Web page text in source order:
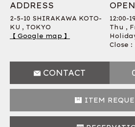
ADDRESS
2-5-10 SHIRAKAWA KOTO-
KU , TOKYO
【 Google map 】
OPEN
12:00-
Thu ,
Close :
CONTACT
ITEM